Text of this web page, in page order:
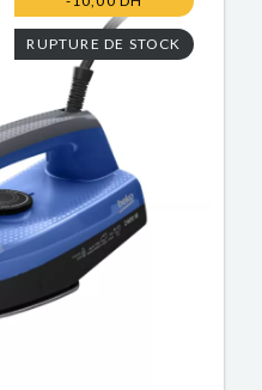
RUPTURE DE STOCK